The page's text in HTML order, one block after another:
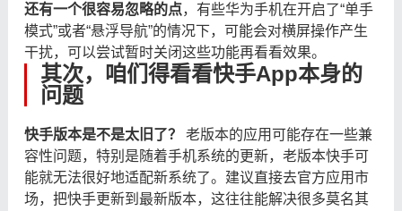
还有一个很容易忽略的点，有些华为手机在开启了“单手
模式”或者“悬浮导航”的情况下，可能会对横屏操作产生
干扰，可以尝试暂时关闭这些功能再看看效果。
其次，咱们得看看快手App本身的
问题
快手版本是不是太旧了？
​ 老版本的应用可能存在一些兼
容性问题，特别是随着手机系统的更新，老版本快手可
能就无法很好地适配新系统了。建议直接去官方应用市
场，把快手更新到最新版本，这往往能解决很多莫名其